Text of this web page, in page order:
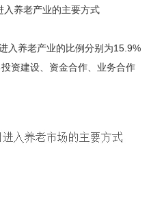
入养老产业的主要方式
入养老产业的比例分别为15.9%
资建设、资金合作、业务合作